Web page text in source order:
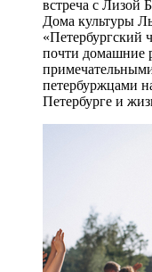
встреча с Лизой
Дома культуры
«Петербургский
почти домашние
петербуржцами
Петербурге и